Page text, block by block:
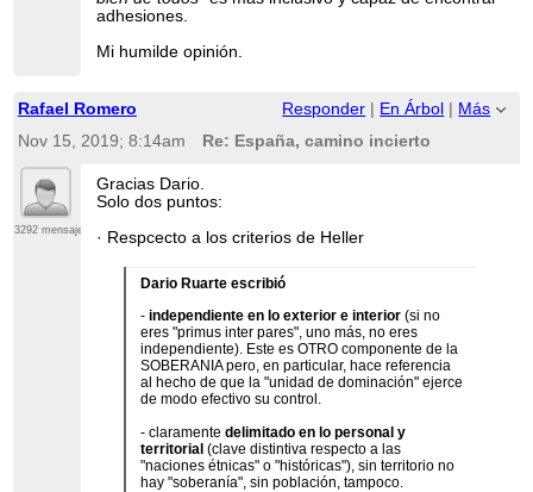
adhesiones.
Mi humilde opinión.
Rafael Romero Responder En Árbol
Más
Nov 15, 2019; 8:14am
Re: España, camino incierto
3292 mensajes
Gracias Dario.
Solo dos puntos:
· Respcecto a los criterios de Heller
Dario Ruarte escribió
- independiente en lo exterior e interior(si no
eres "primus inter pares", uno más, no eres
independiente). Este es OTRO componente de la
SOBERANIA pero, en particular, hace referencia
al hecho de que la "unidad de dominación" ejerce
de modo efectivo su control.
- claramente delimitado en lo personal y
territorial (clave distintiva respecto a las
"naciones étnicas" o "históricas"), sin territorio no
hay "soberanía", sin población, tampoco.